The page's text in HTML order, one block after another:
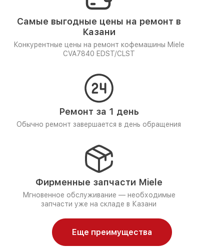
Самые выгодные цены на ремонт в
Казани
Конкурентные цены на ремонт кофемашины Miele
CVA7840 EDST/CLST
Ремонт за 1 день
Обычно ремонт завершается в день обращения
Фирменные запчасти Miele
Мгновенное обслуживание — необходимые
запчасти уже на складе в Казани
Еще преимущества